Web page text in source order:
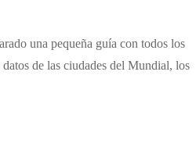
una pequeña guía con todos los
de las ciudades del Mundial, los